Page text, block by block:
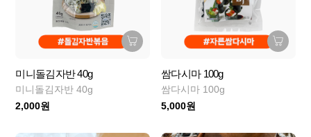
미니돌김자반 40g
미니돌김자반 40g
2,000원
쌈다시마 100g
쌈다시마 100g
5,000원